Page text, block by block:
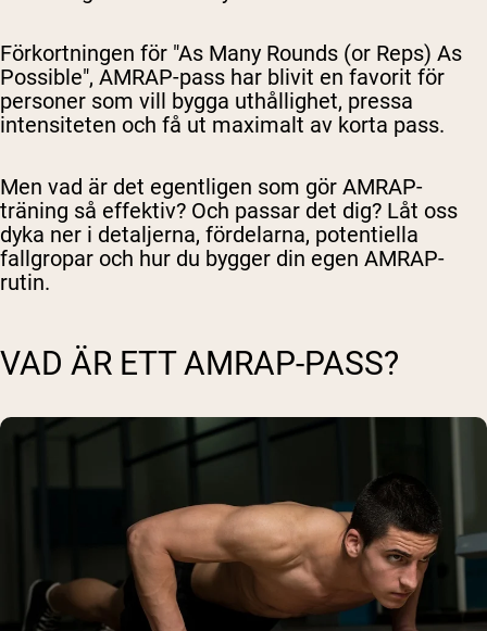
Förkortningen för "As Many Rounds (or Reps) As
Possible", AMRAP-pass har blivit en favorit för
personer som vill bygga uthållighet, pressa
intensiteten och få ut maximalt av korta pass.
Men vad är det egentligen som gör AMRAP-
träning så effektiv? Och passar det dig? Låt oss
dyka ner i detaljerna, fördelarna, potentiella
fallgropar och hur du bygger din egen AMRAP-
rutin.
VAD ÄR ETT AMRAP-PASS?